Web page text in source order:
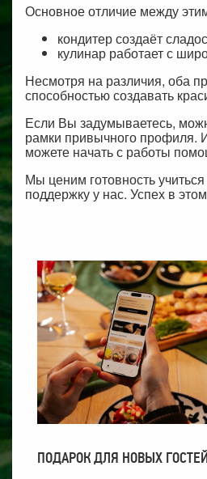
Основное отличие между
кондитер создаёт
кулинар работает с
Несмотря на различия, оба
способностью создавать
Если Вы задумываетесь,
рамки привычного профиля.
можете начать с работы
Мы ценим готовность
поддержку у нас. Успех в
ПОДАРОК ДЛЯ НОВЫХ